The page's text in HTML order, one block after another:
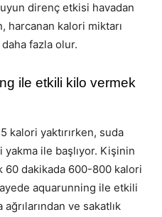
direnç etkisi havadan
harcanan kalori miktarı
fazla olur.
ile etkili kilo vermek
kalori yaktırırken, suda
yakma ile başlıyor. Kişinin
60 dakikada 600-800 kalori
aquarunning ile etkili
ve sakatlık